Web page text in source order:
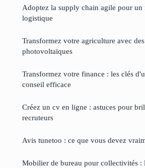
Adoptez la supply chain agile pour un
logistique
Transformez votre agriculture avec
photovoltaïques
Transformez votre finance : les clés
conseil efficace
Créez un cv en ligne : astuces pour
recruteurs
Avis tunetoo : ce que vous devez
Mobilier de bureau pour collectivités :